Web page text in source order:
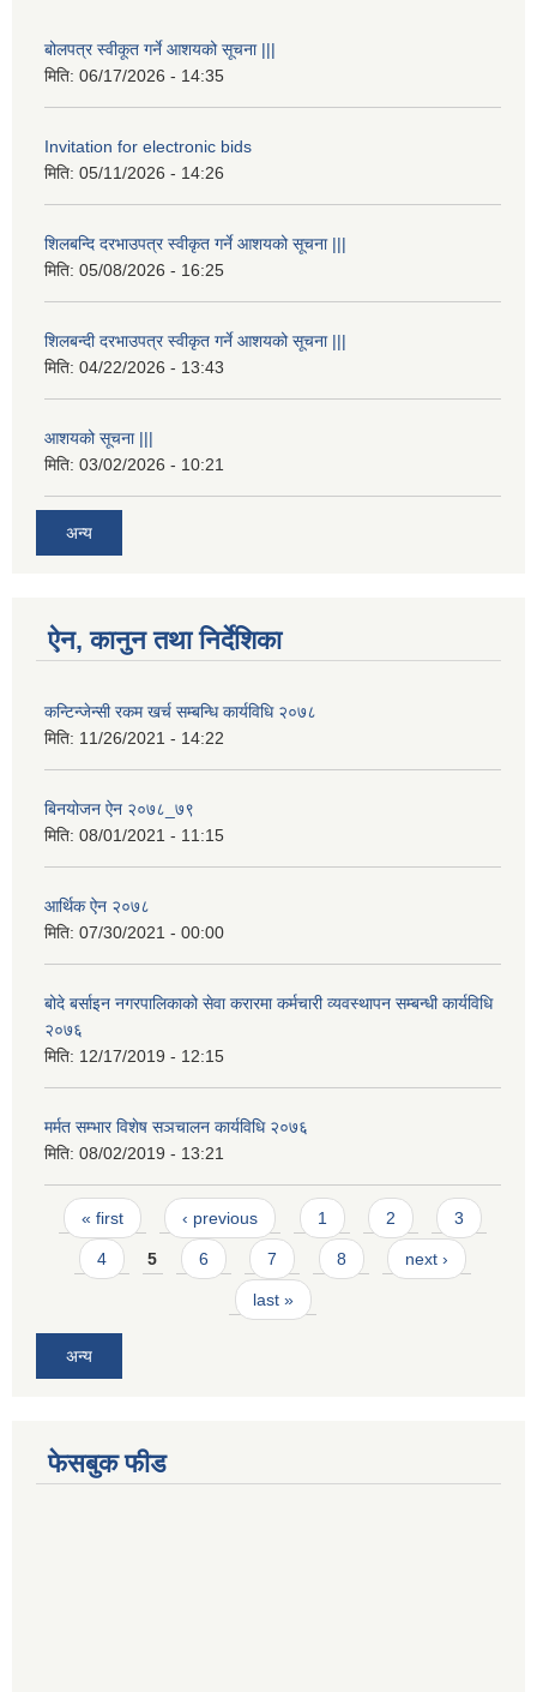
बोलपत्र स्वीकूत गर्ने आशयको सूचना |||
मिति: 06/17/2026 - 14:35
Invitation for electronic bids
मिति: 05/11/2026 - 14:26
शिलबन्दि दरभाउपत्र स्वीकृत गर्ने आशयको सूचना |||
मिति: 05/08/2026 - 16:25
शिलबन्दी दरभाउपत्र स्वीकृत गर्ने आशयको सूचना |||
मिति: 04/22/2026 - 13:43
आशयको सूचना |||
मिति: 03/02/2026 - 10:21
अन्य
ऐन, कानुन तथा निर्देशिका
कन्टिन्जेन्सी रकम खर्च सम्बन्धि कार्यविधि २०७८
मिति: 11/26/2021 - 14:22
बिनयोजन ऐन २०७८_७९
मिति: 08/01/2021 - 11:15
आर्थिक ऐन २०७८
मिति: 07/30/2021 - 00:00
बोदे बर्साइन नगरपालिकाको सेवा करारमा कर्मचारी व्यवस्थापन सम्बन्धी कार्यविधि
२०७६
मिति: 12/17/2019 - 12:15
मर्मत सम्भार विशेष सञचालन कार्यविधि २०७६
मिति: 08/02/2019 - 13:21
Pages
« first ‹ previous 1 2 3
4 5 6 7 8 next ›
last »
अन्य
फेसबुक फीड